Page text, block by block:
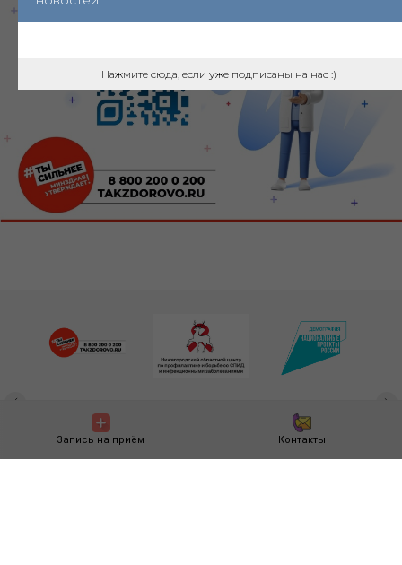
Запись на приём Контакты
Нажмите сюда, если уже подписаны на нас :)